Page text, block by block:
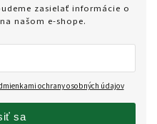
zasielať informácie o
našom e-shope.
ochrany osobných údajov
sa